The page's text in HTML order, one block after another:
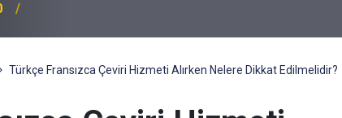
Türkçe Fransızca Çeviri Hizmeti Alırken Nelere Dikkat Edilmelidir?